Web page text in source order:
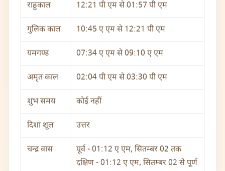
राहुकाल 12:21 पी एम से 01:57 पी एम
गुलिक काल 10:45 ए एम से 12:21 पी एम
यमगण्ड 07:34 ए एम से 09:10 ए एम
अमृत काल 02:04 पी एम से 03:30 पी एम
शुभ समय कोई नहीं
दिशा शूल उत्तर
चन्द्र वास
पूर्व - 01:12 ए एम, सितम्बर 02 तक
दक्षिण - 01:12 ए एम, सितम्बर 02 से पूर्ण